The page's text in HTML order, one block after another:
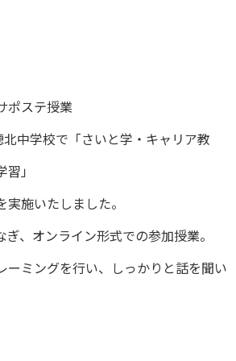
ポステ授業
中学校で「さいと学・キャリア教
」
施いたしました。
、オンライン形式での参加授業。
ーミングを行い、しっかりと話を聞い